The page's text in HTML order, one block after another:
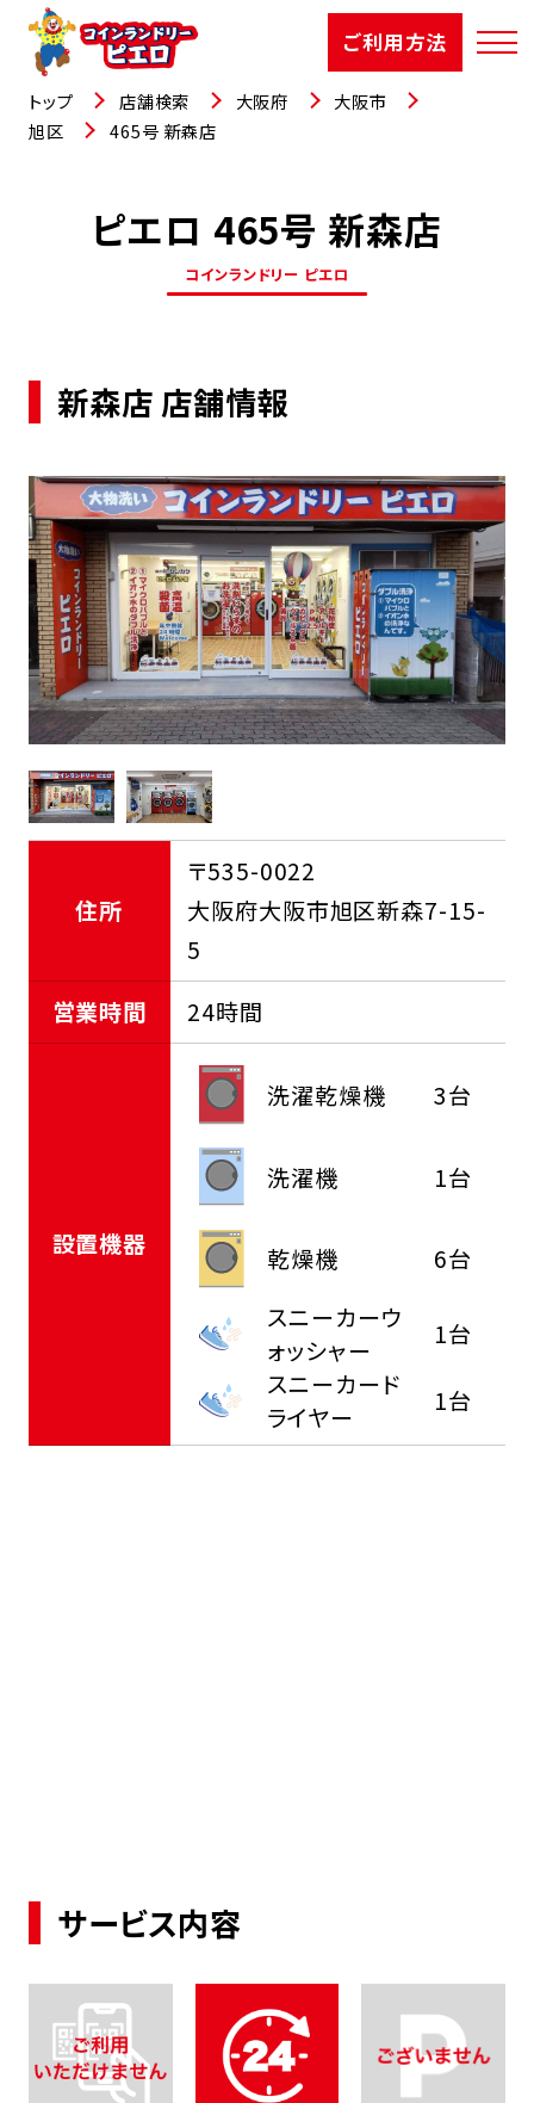
ご利用方法
店舗検索
選ばれる理由
お知らせ
お役立コラム
よくあるご質問
FCオーナー募集中
トップ 店舗検索 大阪府
大阪市
旭区
465号 新森店
ピエロ 465号 新森店
コインランドリー ピエロ
新森店 店舗情報
住所
〒535-0022
大阪府大阪市旭区新森7-15-
5
営業時間
24時間
設置機器
洗濯乾燥機 3台
洗濯機 1台
乾燥機
6台
スニーカーウ
ォッシャー
1台
スニーカード
ライヤー
1台
サービス内容